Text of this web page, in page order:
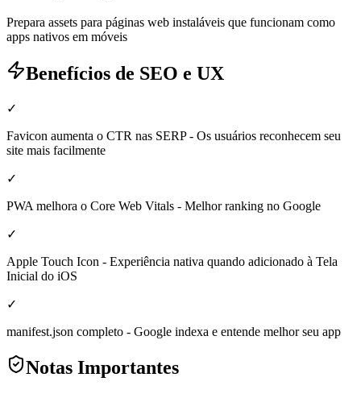
Prepara assets para páginas web instaláveis que funcionam como
apps nativos em móveis
Benefícios de SEO e UX
✓
Favicon aumenta o CTR nas SERP - Os usuários reconhecem seu
site mais facilmente
✓
PWA melhora o Core Web Vitals - Melhor ranking no Google
✓
Apple Touch Icon - Experiência nativa quando adicionado à Tela
Inicial do iOS
✓
manifest.json completo - Google indexa e entende melhor seu app
Notas Importantes